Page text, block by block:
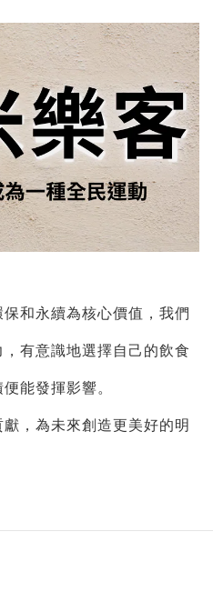
和永續為核心價值，我們
有意識地選擇自己的飲食
能發揮影響。
，為未來創造更美好的明